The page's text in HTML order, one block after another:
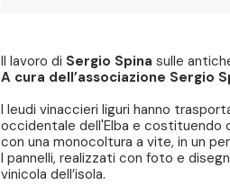
Il lavoro di Sergio Spina sulle
A cura dell’associazione Sergio
I leudi vinaccieri liguri hanno
occidentale dell'Elba e costituendo
con una monocoltura a vite, in un
I pannelli, realizzati con foto e
vinicola dell’isola.